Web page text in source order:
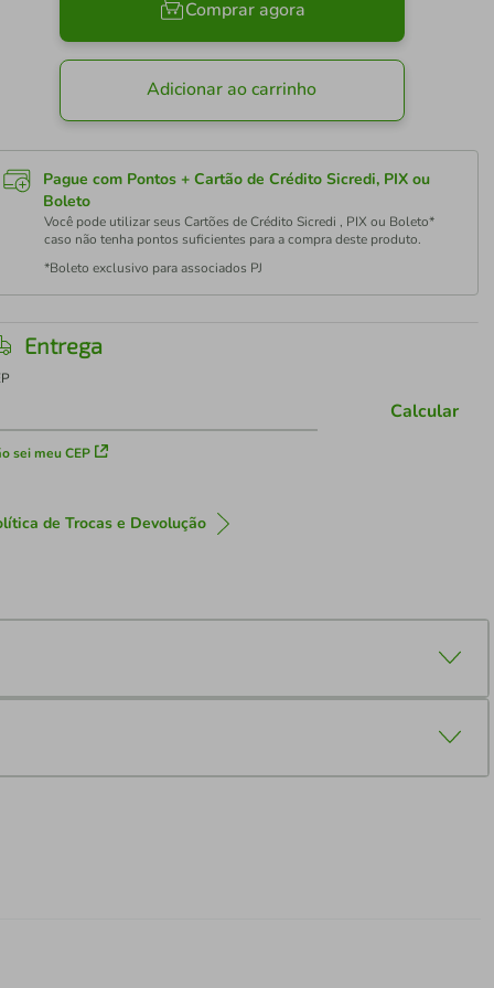
Comprar agora
Adicionar ao carrinho
Pague com Pontos + Cartão de Crédito Sicredi, PIX ou
Boleto
Você pode utilizar seus Cartões de Crédito Sicredi , PIX ou Boleto*
caso não tenha pontos suficientes para a compra deste produto.
*Boleto exclusivo para associados PJ
Entrega
sei meu CEP
Calcular
de Trocas e Devolução